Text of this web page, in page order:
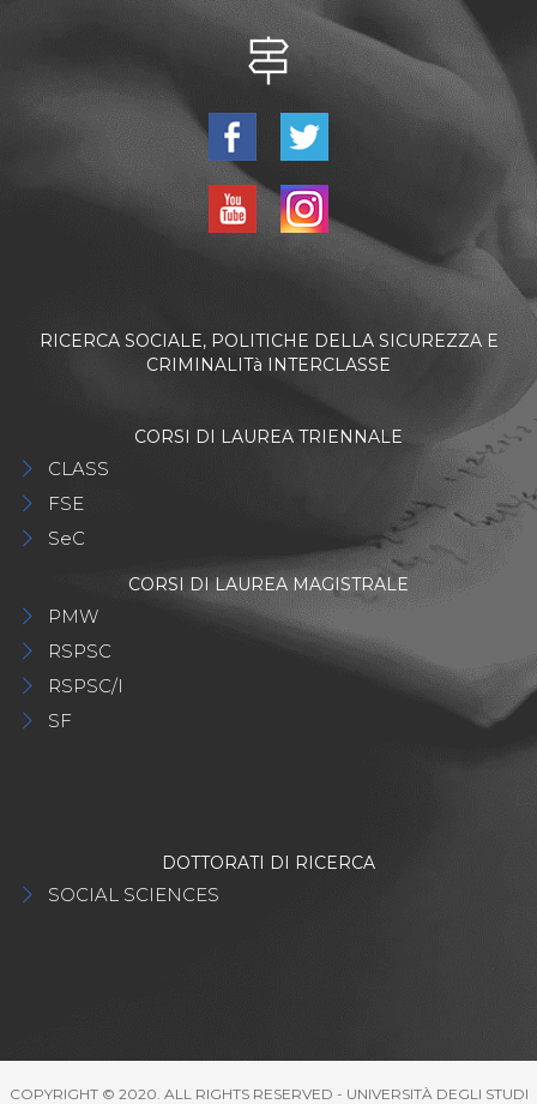
RICERCA SOCIALE, POLITICHE DELLA SICUREZZA E
CRIMINALITà INTERCLASSE
CORSI DI LAUREA TRIENNALE
CLASS
FSE
SeC
CORSI DI LAUREA MAGISTRALE
PMW
RSPSC
RSPSC/I
SF
DOTTORATI DI RICERCA
SOCIAL SCIENCES
COPYRIGHT © 2020. ALL RIGHTS RESERVED - UNIVERSITÀ DEGLI STUDI